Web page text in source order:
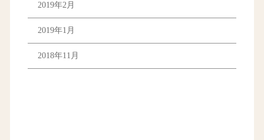
2019年2月
2019年1月
2018年11月